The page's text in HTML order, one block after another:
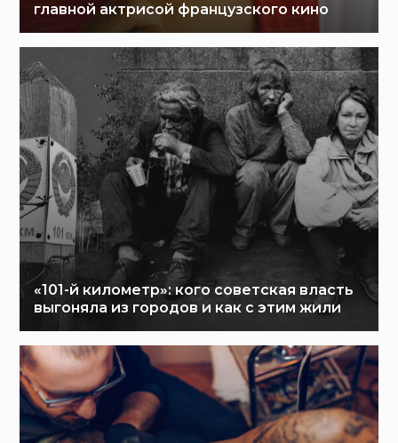
главной актрисой французского кино
«101-й километр»: кого советская власть
выгоняла из городов и как с этим жили